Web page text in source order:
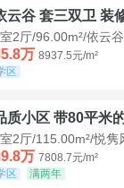
云谷 套三双卫 装
2厅/96.00m²/依云谷
万 8937.5元/m²
区
质小区 带80平米
2厅/115.00m²/悦隽
万 7808.7元/m²
区
满两年